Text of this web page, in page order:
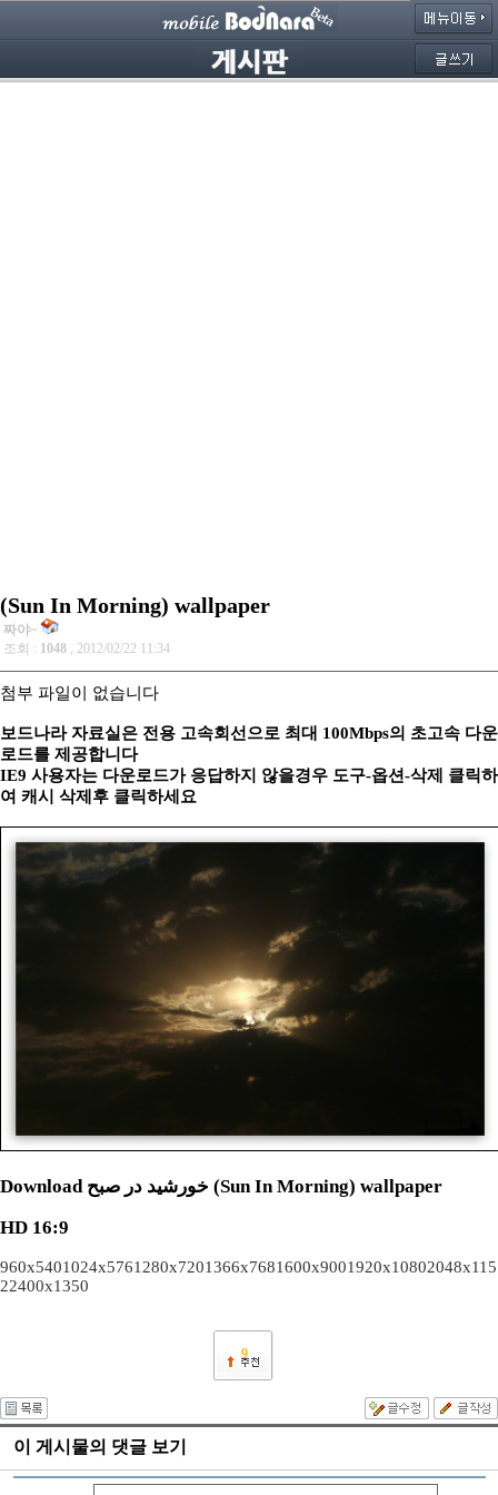
(Sun In Morning) wallpaper
짜야~
조회 : 1048 , 2012/02/22 11:34
첨부 파일이 없습니다
보드나라 자료실은 전용 고속회선으로 최대 100Mbps의 초고속 다운
로드를 제공합니다
IE9 사용자는 다운로드가 응답하지 않을경우 도구-옵션-삭제 클릭하
여 캐시 삭제후 클릭하세요
Download خورشید در صبح (Sun In Morning) wallpaper
HD 16:9
960x5401024x5761280x7201366x7681600x9001920x10802048x115
22400x1350
9
이 게시물의 댓글 보기